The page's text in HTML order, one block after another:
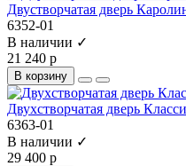
Двустворчатая дверь
6352-01
В наличии ✓
21 240 р
В корзину
Двухстворчатая дверь
6363-01
В наличии ✓
29 400 р